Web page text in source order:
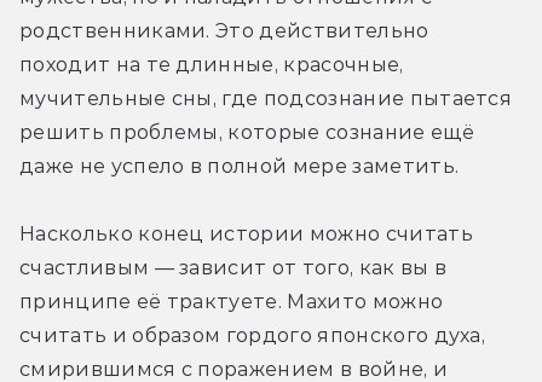
родственниками. Это действительно
походит на те длинные, красочные,
мучительные сны, где подсознание пытается
решить проблемы, которые сознание ещё
даже не успело в полной мере заметить.
Насколько конец истории можно считать
счастливым — зависит от того, как вы в
принципе её трактуете. Махито можно
считать и образом гордого японского духа,
смирившимся с поражением в войне, и